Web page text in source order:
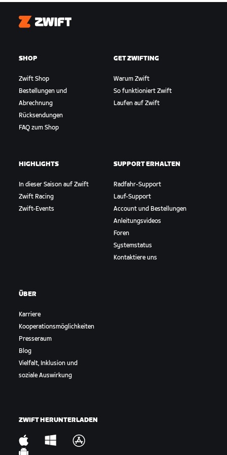
Saisonkalender 25/26:
Runde 1: Coast Clash 16. Sep – 7. Okt 2025 (vier
Runde 2: City Showdown 4. Nov – 9. Dez 2025
Runde 3: Redline Rally 6. Jan – 10. Feb 2026 (sechs
Wochen)
Runde 4: Legends Rout 7. – 28. Apr 2026 (vier
Wochen)
Bewertung der Rennen, Planung, Ergebnissen und
Zwift
SHOP
Zwift Shop
Bestellungen und
Abrechnung
Rücksendungen
FAQ zum Shop
GET ZWIFTING
Warum Zwift
So funktioniert Zwift
Laufen auf Zwift
HIGHLIGHTS
In dieser Saison auf Zwift
Zwift Racing
Zwift-Events
SUPPORT ERHALTEN
Radfahr-Support
Lauf-Support
Account und Bestellungen
Anleitungsvideos
Foren
Systemstatus
Kontaktiere uns
ÜBER
Karriere
Kooperationsmöglichkeiten
Presseraum
Blog
Vielfalt, Inklusion und
soziale Auswirkung
ZWIFT HERUNTERLADEN